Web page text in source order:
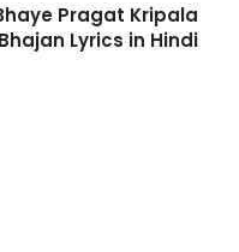
Pragat Kripala
Bhajan Lyrics in Hindi